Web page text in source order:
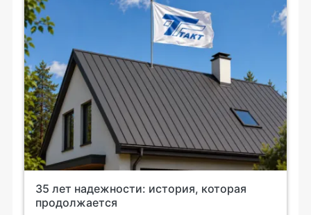
35 лет надежности: история, которая
продолжается